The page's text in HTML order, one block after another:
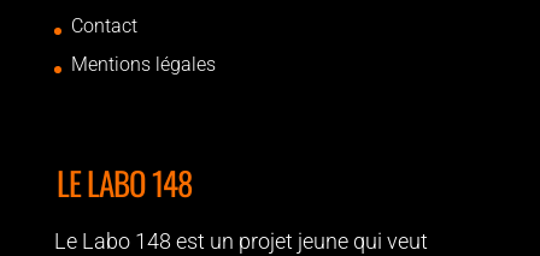
Contact
Mentions légales
LE LABO 148
Le Labo 148 est un projet jeune qui veut